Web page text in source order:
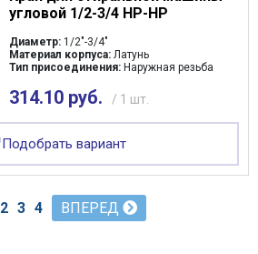
угловой 1/2-3/4 НР-НР
Диаметр: 1/2"-3/4"
Материал корпуса: Латунь
Тип присоединения: Наружная резьба
314.10 руб. / 1 шт.
Подобрать вариант
2 3 4 ВПЕРЕД